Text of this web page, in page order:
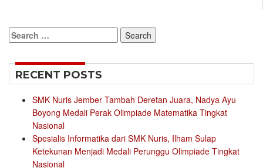
Search
for:
RECENT POSTS
SMK Nuris Jember Tambah Deretan Juara, Nadya Ayu
Boyong Medali Perak Olimpiade Matematika Tingkat
Nasional
Spesialis Informatika dari SMK Nuris, Ilham Sulap
Ketekunan Menjadi Medali Perunggu Olimpiade Tingkat
Nasional